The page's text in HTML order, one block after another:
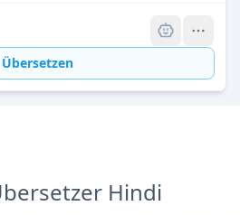
Übersetzen
Hindi